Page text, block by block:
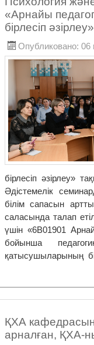
«Арнайы
бірлесіп
Опубликовано: 06
бірлесіп әзірлеу»
Әдістемелік
білім сапасын
саласында талап
үшін «6В01901
бойынша
қатысушыларының
ҚХА
арналған, ҚХА-